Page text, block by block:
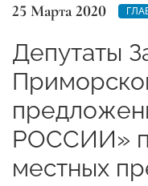
25 Марта 2020
Депутаты
РОССИИ»
местных